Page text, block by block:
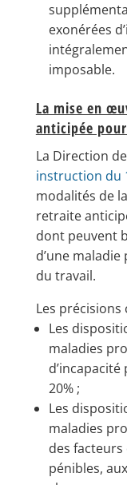
exonérées
imposable.
La mise en
anticipée
La Direction
instruction du
modalités de
retraite
dont peuvent
d’une
du travail.
Les
Les
maladies
20% ;
Les
maladies
des
pénibles,